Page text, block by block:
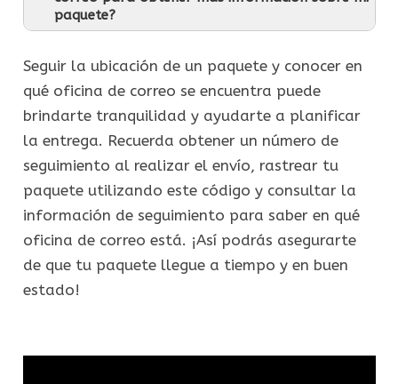
paquete?
Seguir la ubicación de un paquete y conocer en
qué oficina de correo se encuentra puede
brindarte tranquilidad y ayudarte a planificar
la entrega. Recuerda obtener un número de
seguimiento al realizar el envío, rastrear tu
paquete utilizando este código y consultar la
información de seguimiento para saber en qué
oficina de correo está. ¡Así podrás asegurarte
de que tu paquete llegue a tiempo y en buen
estado!